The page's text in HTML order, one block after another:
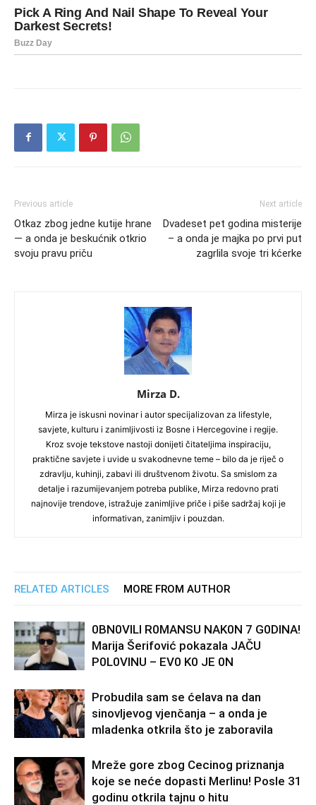
Previous article
Otkaz zbog jedne kutije hrane
— a onda je beskućnik otkrio
svoju pravu priču
Next article
Dvadeset pet godina misterije
– a onda je majka po prvi put
zagrlila svoje tri kćerke
Mirza D.
Mirza je iskusni novinar i autor specijalizovan za lifestyle,
savjete, kulturu i zanimljivosti iz Bosne i Hercegovine i regije.
Kroz svoje tekstove nastoji donijeti čitateljima inspiraciju,
praktične savjete i uvide u svakodnevne teme – bilo da je riječ o
zdravlju, kuhinji, zabavi ili društvenom životu. Sa smislom za
detalje i razumijevanjem potreba publike, Mirza redovno prati
najnovije trendove, istražuje zanimljive priče i piše sadržaj koji je
informativan, zanimljiv i pouzdan.
RELATED ARTICLES MORE FROM AUTHOR
0BN0VlLl R0MANSU NAK0N 7 G0DlNA!
Marija Šerifović pokazala JAČU
P0L0VINU – EV0 K0 JE 0N
Probudila sam se ćelava na dan
sinovljevog vjenčanja – a onda je
mladenka otkrila što je zaboravila
Mreže gore zbog Cecinog priznanja
koje se neće dopasti Merlinu! Posle 31
godinu otkrila tajnu o hitu